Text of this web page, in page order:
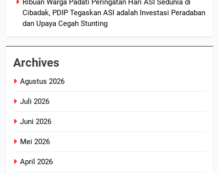
Ribuan Warga Padati Peringatan Hari ASI Sedunia di
Cibadak, PDIP Tegaskan ASI adalah Investasi Peradaban
dan Upaya Cegah Stunting
Archives
Agustus 2026
Juli 2026
Juni 2026
Mei 2026
April 2026